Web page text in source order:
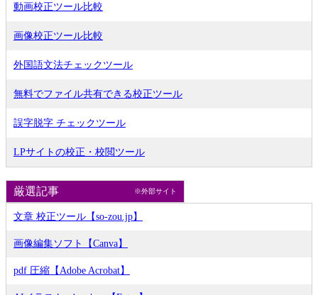
動画校正ツール比較
画像校正ツール比較
外国語文法チェックツール
無料でファイル共有できる校正ツール
誤字脱字 チェックツール
LPサイトの校正・校閲ツール
厳選記事 ※外部サイト
文章 校正ツール【so-zou.jp】
画像編集ソフト【Canva】
pdf 圧縮【Adobe Acrobat】